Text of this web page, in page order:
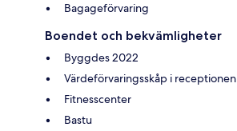
Bagageförvaring
Boendet och bekvämligheter
Byggdes 2022
Värdeförvaringsskåp i receptionen
Fitnesscenter
Bastu